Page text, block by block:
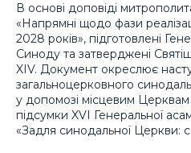
В основі доповіді
«Напрямні щодо фази
2028 років», підготовлені
Синоду та затверджені
XIV. Документ окреслює
загальноцерковного
у допомозі місцевим Церквам
підсумки XVI Генеральної
«Задля синодальної Церкви: